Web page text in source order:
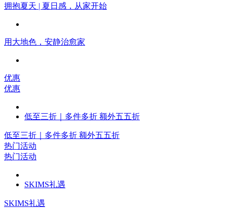
拥抱夏天 | 夏日感，从家开始
用大地色，安静治愈家
优惠
优惠
低至三折​｜多件多折 额外五五折
低至三折​｜多件多折 额外五五折
热门活动
热门活动
SKIMS礼遇
SKIMS礼遇